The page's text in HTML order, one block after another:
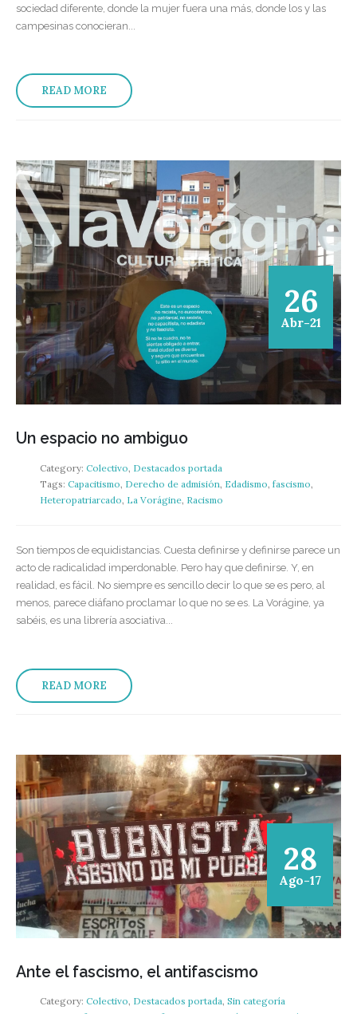
sociedad diferente, donde la mujer fuera una más, donde los y las
campesinas conocieran...
READ MORE
26
Abr-21
Un espacio no ambiguo
Category: Colectivo, Destacados portada
Tags: Capacitismo, Derecho de admisión, Edadismo, fascismo,
Heteropatriarcado, La Vorágine, Racismo
Son tiempos de equidistancias. Cuesta definirse y definirse parece un
acto de radicalidad imperdonable. Pero hay que definirse. Y, en
realidad, es fácil. No siempre es sencillo decir lo que se es pero, al
menos, parece diáfano proclamar lo que no se es. La Vorágine, ya
sabéis, es una librería asociativa...
READ MORE
28
Ago-17
Ante el fascismo, el antifascismo
Category: Colectivo, Destacados portada, Sin categoría